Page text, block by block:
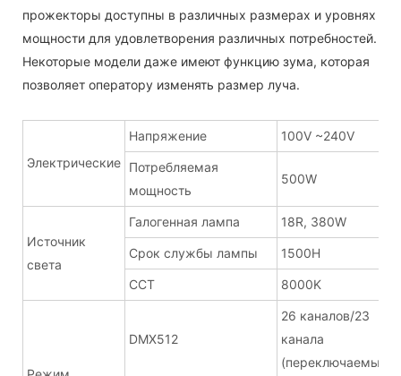
прожекторы доступны в различных размерах и уровнях
мощности для удовлетворения различных потребностей.
Некоторые модели даже имеют функцию зума, которая
позволяет оператору изменять размер луча.
Электрические
Напряжение 100V ~240V
Потребляемая
мощность
500W
Источник
света
Галогенная лампа 18R, 380W
Срок службы лампы 1500H
CCT 8000K
DMX512
26 каналов/23
канала
(переключаемый)